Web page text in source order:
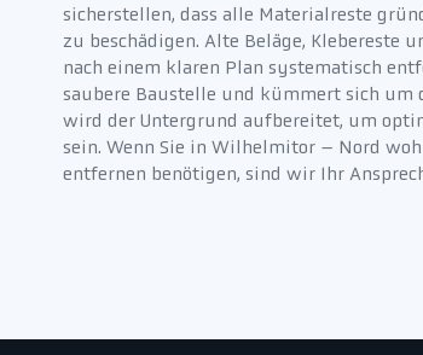
sicherstellen, dass alle Materialreste
zu beschädigen. Alte Beläge, Klebereste
nach einem klaren Plan systematisch
saubere Baustelle und kümmert sich um
wird der Untergrund aufbereitet, um
sein. Wenn Sie in Wilhelmitor – Nord
entfernen benötigen, sind wir Ihr